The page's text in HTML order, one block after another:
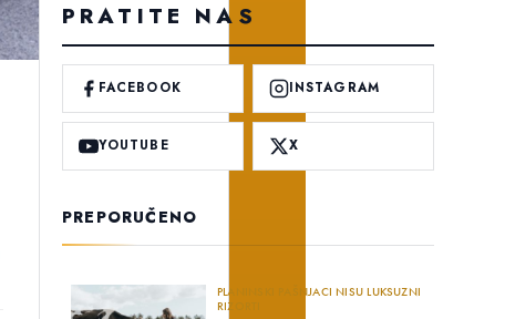
PRATITE NAS
FACEBOOK INSTAGRAM
YOUTUBE X
PREPORUČENO
PLANINSKI PAŠNJACI NISU LUKSUZNI
RIZORTI